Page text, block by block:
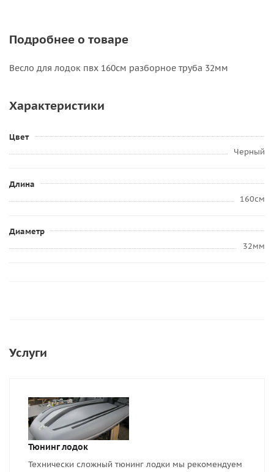
Подробнее о товаре
Весло для лодок пвх 160см разборное труба 32мм
Характеристики
Цвет
Черный
Длина
160см
Диаметр
32мм
Услуги
Тюнинг лодок
Технически сложный тюнинг лодки мы рекомендуем